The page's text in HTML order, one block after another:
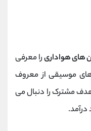
های هواداریرا معرفی
موسیقی از معروف
مشترک را دنبال می